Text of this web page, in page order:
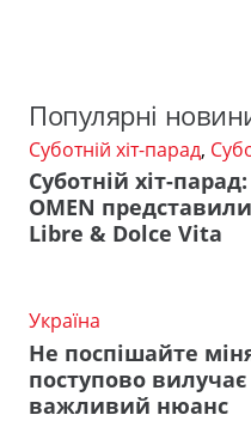
Популярні
Суботній хіт-парад,
Суботній хіт-
OMEN
Libre & Dolce Vita
Україна
Не поспішайте
поступово вилучає
важливий нюанс